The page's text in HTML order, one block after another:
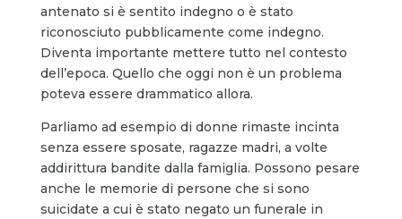
antenato si è sentito indegno o è stato
riconosciuto pubblicamente come indegno.
Diventa importante mettere tutto nel contesto
dell’epoca. Quello che oggi non è un problema
poteva essere drammatico allora.
Parliamo ad esempio di donne rimaste incinta
senza essere sposate, ragazze madri, a volte
addirittura bandite dalla famiglia. Possono pesare
anche le memorie di persone che si sono
suicidate a cui è stato negato un funerale in